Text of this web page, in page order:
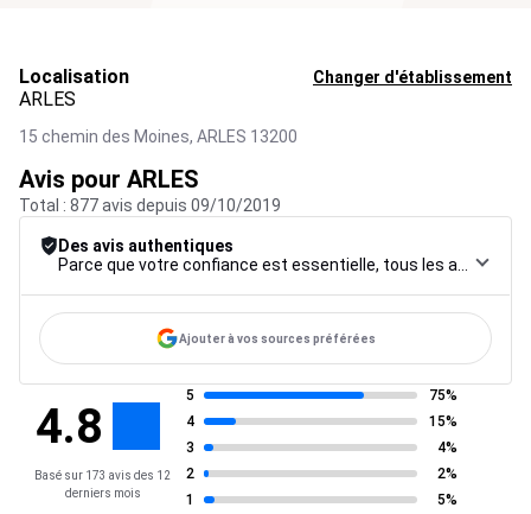
Localisation Changer d'établissement
ARLES
15 chemin des Moines, ARLES 13200
Avis pour ARLES
Total : 877 avis depuis 09/10/2019
Des avis authentiques
Ajouter à vos sources préférées
4.8
Basé sur 173 avis des 12
derniers mois
5
75%
4
15%
3
4%
2
2%
1
5%